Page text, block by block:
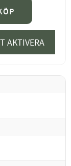
AKTIVERA